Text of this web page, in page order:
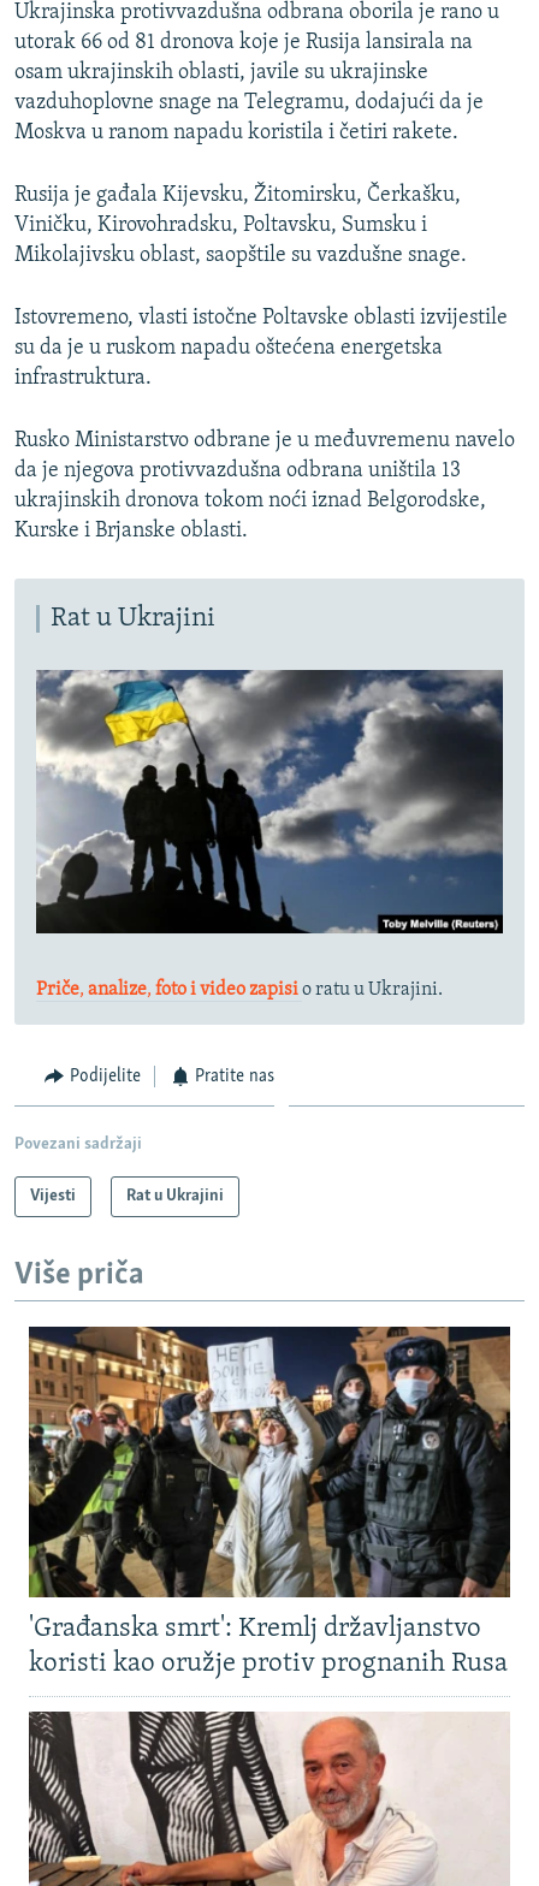
TV LIBERTY
POST SCRIPTUM
MOJA EVROPA
TRI DECENIJE OD RATA U BIH
SVE KARTE DEJTONA
NASTANAK I RASPAD JUGOSLAVIJE
Sve RFE/RL stranice
Ukrajinska protivvazdušna odbrana oborila je rano u
utorak 66 od 81 dronova koje je Rusija lansirala na
osam ukrajinskih oblasti, javile su ukrajinske
vazduhoplovne snage na Telegramu, dodajući da je
Moskva u ranom napadu koristila i četiri rakete.
Rusija je gađala Kijevsku, Žitomirsku, Čerkašku,
Viničku, Kirovohradsku, Poltavsku, Sumsku i
Mikolajivsku oblast, saopštile su vazdušne snage.
Istovremeno, vlasti istočne Poltavske oblasti izvijestile
su da je u ruskom napadu oštećena energetska
infrastruktura.
Rusko Ministarstvo odbrane je u međuvremenu navelo
da je njegova protivvazdušna odbrana uništila 13
ukrajinskih dronova tokom noći iznad Belgorodske,
Kurske i Brjanske oblasti.
Rat u Ukrajini
Priče, analize, foto i video zapisio ratu u Ukrajini.
Podijelite Pratite nas
Povezani sadržaji
Vijesti Rat u Ukrajini
Više priča
'Građanska smrt': Kremlj državljanstvo
koristi kao oružje protiv prognanih Rusa